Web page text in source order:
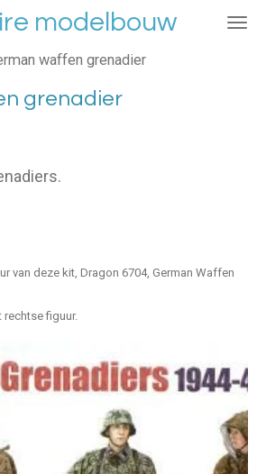
modelbouw
waffen grenadier
grenadier
van deze kit, Dragon 6704, German Waffen
figuur.